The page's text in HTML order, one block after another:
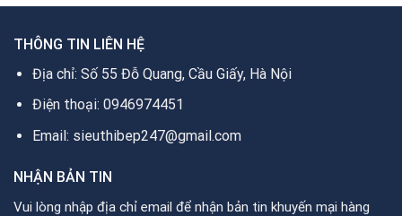
THÔNG TIN LIÊN HỆ
Địa chỉ: Số 55 Đỗ Quang, Cầu Giấy, Hà Nội
Điện thoại: 0946974451
Email: sieuthibep247@gmail.com
NHẬN BẢN TIN
Vui lòng nhập địa chỉ email để nhận bản tin khuyến mại hàng